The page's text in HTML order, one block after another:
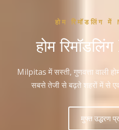
होम रिमॉडलिंग
होम
Milpitas में सस्ती, गुणवत्ता वाली
सबसे तेजी से बढ़ते शहरों में से
मुफ्त उद्धरण